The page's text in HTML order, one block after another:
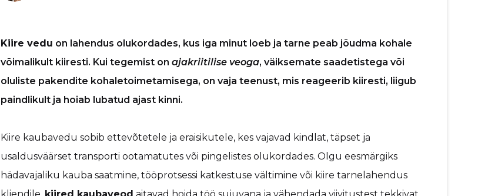
Kiire vedu on lahendus olukordades, kus iga minut loeb ja tarne peab jõudma kohale
võimalikult kiiresti. Kui tegemist on ajakriitilise veoga, väiksemate saadetistega või
oluliste pakendite kohaletoimetamisega, on vaja teenust, mis reageerib kiiresti, liigub
paindlikult ja hoiab lubatud ajast kinni.
Kiire kaubavedu sobib ettevõtetele ja eraisikutele, kes vajavad kindlat, täpset ja
usaldusväärset transporti ootamatutes või pingelistes olukordades. Olgu eesmärgiks
hädavajaliku kauba saatmine, tööprotsessi katkestuse vältimine või kiire tarnelahendus